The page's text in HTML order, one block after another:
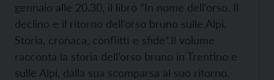
gennaio alle 20.30, il libro “In nome dell’orso. Il
declino e il ritorno dell’orso bruno sulle Alpi.
Storia, cronaca, conflitti e sfide”.Il volume
racconta la storia dell’orso bruno in Trentino e
sulle Alpi, dalla sua scomparsa al suo ritorno.